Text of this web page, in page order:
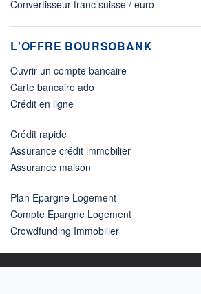
Convertisseur franc suisse / euro
L'OFFRE BOURSOBANK
Ouvrir un compte bancaire
Carte bancaire ado
Crédit en ligne
Crédit rapide
Assurance crédit immobilier
Assurance maison
Plan Epargne Logement
Compte Epargne Logement
Crowdfunding Immobilier